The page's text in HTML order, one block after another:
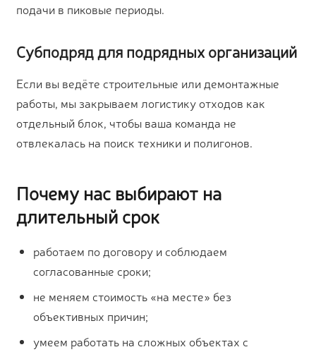
подачи в пиковые периоды.
Субподряд для подрядных организаций
Если вы ведёте строительные или демонтажные
работы, мы закрываем логистику отходов как
отдельный блок, чтобы ваша команда не
отвлекалась на поиск техники и полигонов.
Почему нас выбирают на
длительный срок
работаем по договору и соблюдаем
согласованные сроки;
не меняем стоимость «на месте» без
объективных причин;
умеем работать на сложных объектах с